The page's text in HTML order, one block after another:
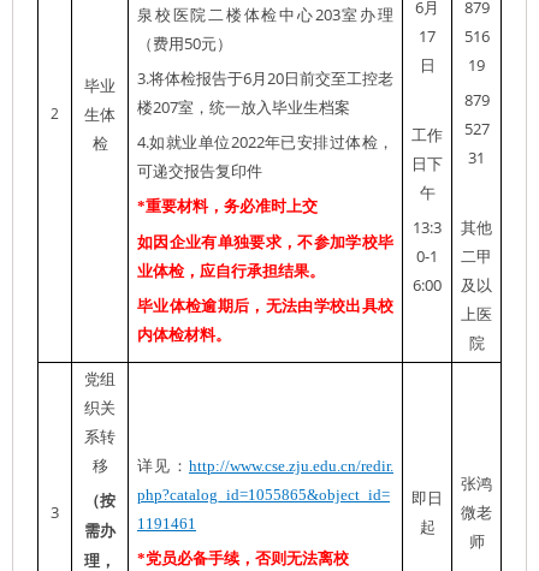
2
毕业
生体
检
泉校医院二楼体检中心203室办理
（费用 50元）
3.将体检报告于6月 20 日前交至工控老
楼207室，统一放入毕业生档案
4.如就业单位2022年已安排过体检，
可递交报告复印件
*重要材料，务必准时上交
如因企业有单独要求，不参加学校毕
业体检，应自行承担结果。
毕业体检逾期后，无法由学校出具校
内体检材料。
6月
17
日
工作
日下
午
13:3
0-1
6:00
879
516
19
879
527
31
其他
二甲
及以
上医
院
3
党组
织关
系转
移
（按
需办
理，
详见： http://www.cse.zju.edu.cn/redir.
php?catalog_id=1055865&object_id=
1191461
*党员必备手续，否则无法离校
即日
起
张鸿
微老
师